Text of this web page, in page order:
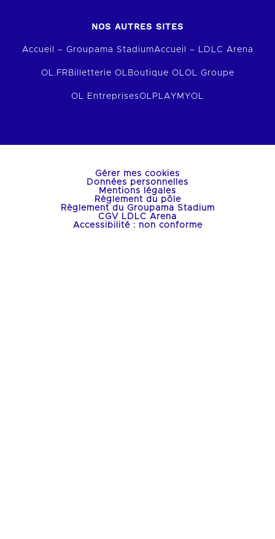
NOS AUTRES SITES
Accueil – Groupama StadiumAccueil – LDLC Arena
OL.FR Billetterie OL Boutique OLOL Groupe
OL EntreprisesOLPLAY MYOL
Gérer mes cookies
Données personnelles
Mentions légales
Règlement du pôle
Règlement du Groupama Stadium
CGV LDLC Arena
Accessibilité : non conforme